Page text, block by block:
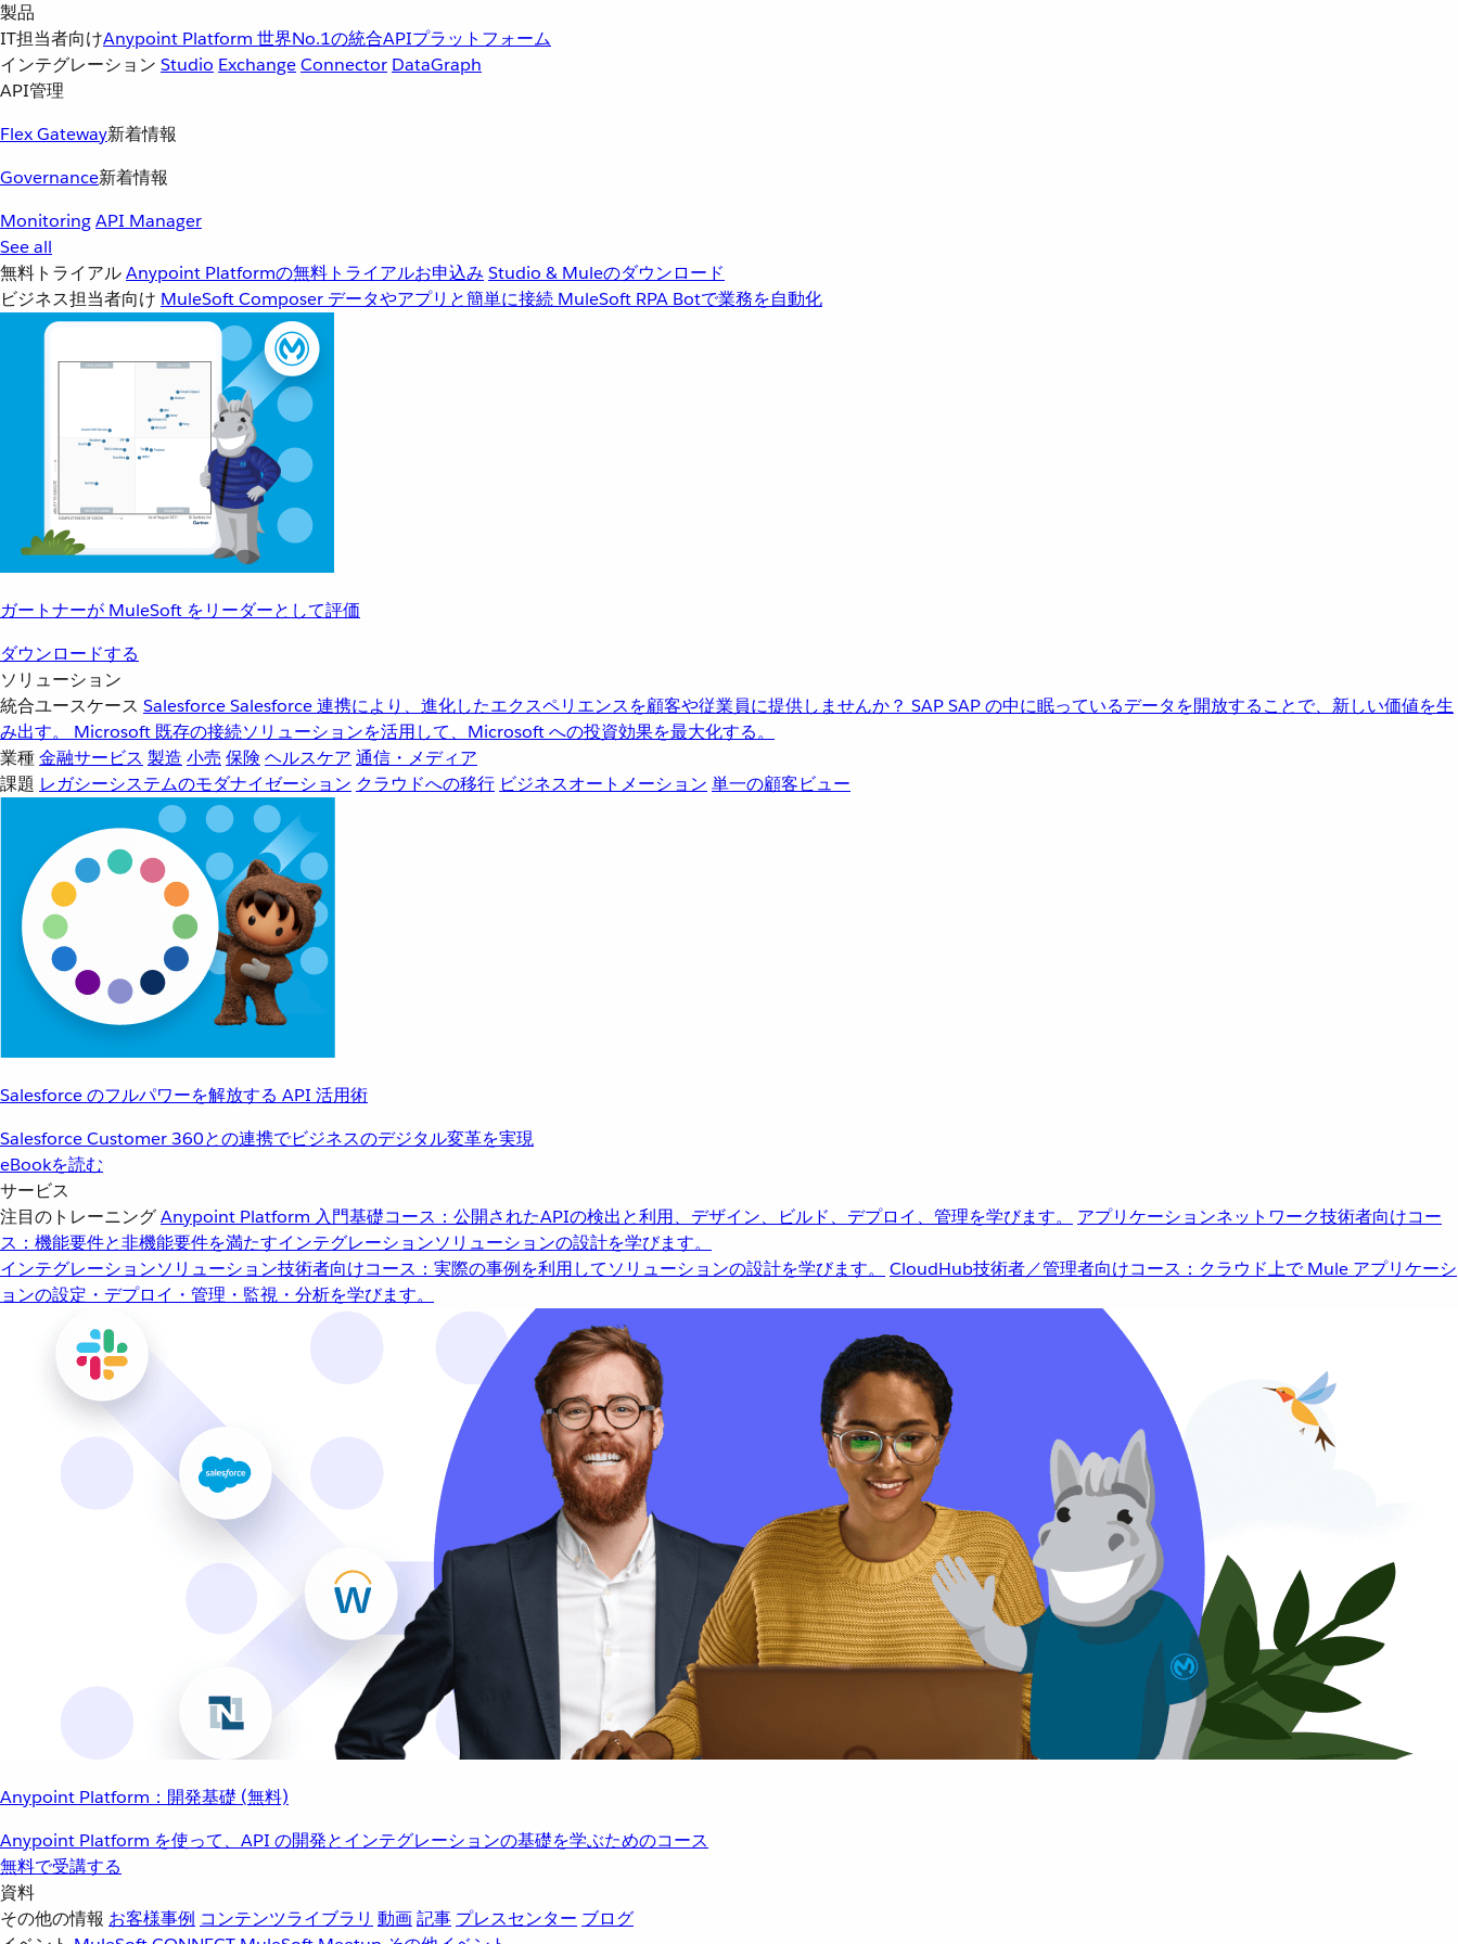
製品
IT担当者向けAnypoint Platform 世界No.1の統合APIプラットフォーム
インテグレーション Studio ExchangeConnector DataGraph
API管理
Flex Gateway新着情報
Governance新着情報
MonitoringAPI Manager
See all
無料トライアルAnypoint Platformの無料トライアルお申込み Studio & Muleのダウンロード
ビジネス担当者向け MuleSoft Composer データやアプリと簡単に接続 MuleSoft RPA Botで業務を自動化
ガートナーが MuleSoft をリーダーとして評価
ダウンロードする
ソリューション
統合ユースケース SalesforceSalesforce 連携により、進化したエクスペリエンスを顧客や従業員に提供しませんか？ SAPSAP の中に眠っているデータを開放することで、新しい価値を生
み出す。
Microsoft 既存の接続ソリューションを活用して、Microsoft への投資効果を最大化する。
業種金融サービス 製造 小売 保険 ヘルスケア 通信・メディア
課題 レガシーシステムのモダナイゼーション クラウドへの移行 ビジネスオートメーション 単一の顧客ビュー
Salesforce のフルパワーを解放する API 活用術
Salesforce Customer 360との連携でビジネスのデジタル変革を実現
eBookを読む
サービス
注目のトレーニングAnypoint Platform 入門基礎コース：公開されたAPIの検出と利用、デザイン、ビルド、デプロイ、管理を学びます。 アプリケーションネットワーク技術者向けコー
ス：機能要件と非機能要件を満たすインテグレーションソリューションの設計を学びます。
インテグレーションソリューション技術者向けコース：実際の事例を利用してソリューションの設計を学びます。 CloudHub技術者／管理者向けコース：クラウド上で Mule アプリケーシ
ョンの設定・デプロイ・管理・監視・分析を学びます。
Anypoint Platform：開発基礎 (無料)
Anypoint Platform を使って、API の開発とインテグレーションの基礎を学ぶためのコース
無料で受講する
資料
その他の情報 お客様事例 コンテンツライブラリ 動画記事 プレスセンター ブログ